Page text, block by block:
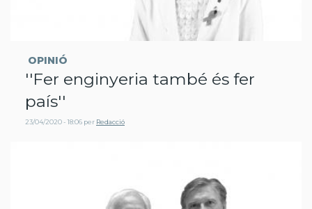
OPINIÓ
''Fer enginyeria també és fer
país''
23/04/2020 - 18:06 per Redacció